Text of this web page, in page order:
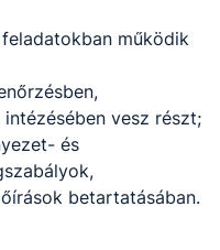
működik
vesz részt;
és
betartatásában.